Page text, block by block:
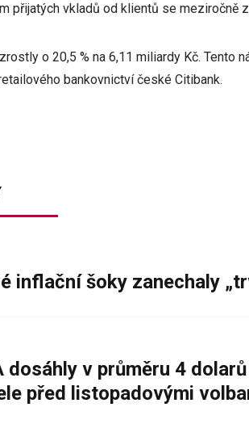
přijatých vkladů od klientů se meziročně
o 20,5 % na 6,11 miliardy Kč. Tento
bankovnictví české Citibank.
inflační šoky zanechaly
dosáhly v průměru 4
před listopadovými